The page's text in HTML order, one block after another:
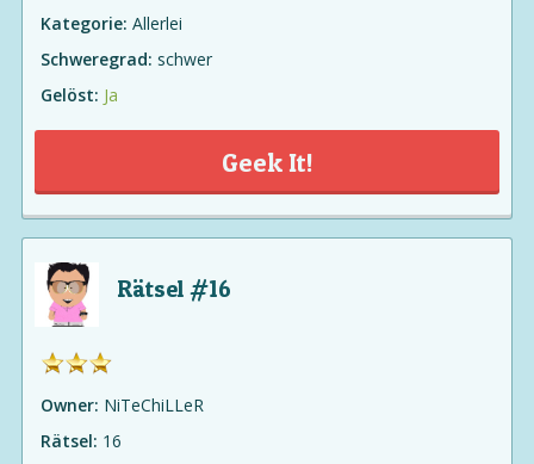
Kategorie: Allerlei
Schweregrad: schwer
Gelöst: Ja
Geek It!
Rätsel #16
Owner: NiTeChiLLeR
Rätsel: 16